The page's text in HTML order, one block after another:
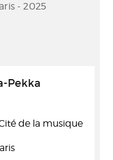
- 2025
Pekka